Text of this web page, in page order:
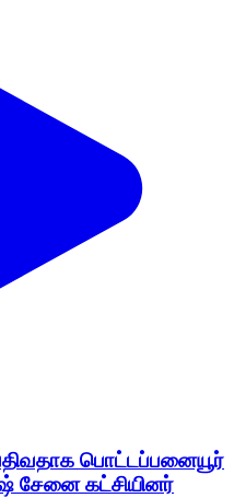
பொட்டப்பனையூர்
சேனை கட்சியினர்